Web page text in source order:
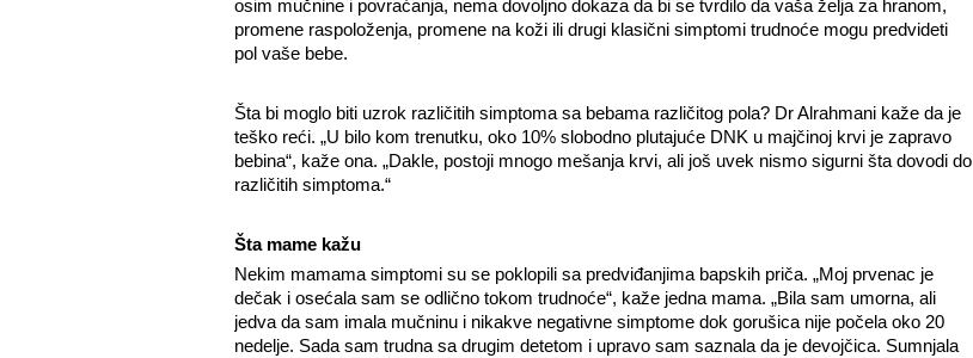
osim mučnine i povraćanja, nema dovoljno dokaza da bi se tvrdilo da vaša želja za hranom,
promene raspoloženja, promene na koži ili drugi klasični simptomi trudnoće mogu predvideti
pol vaše bebe.
Šta bi moglo biti uzrok različitih simptoma sa bebama različitog pola? Dr Alrahmani kaže da je
teško reći. „U bilo kom trenutku, oko 10% slobodno plutajuće DNK u majčinoj krvi je zapravo
bebina“, kaže ona. „Dakle, postoji mnogo mešanja krvi, ali još uvek nismo sigurni šta dovodi do
različitih simptoma.“
Šta mame kažu
Nekim mamama simptomi su se poklopili sa predviđanjima bapskih priča. „Moj prvenac je
dečak i osećala sam se odlično tokom trudnoće“, kaže jedna mama. „Bila sam umorna, ali
jedva da sam imala mučninu i nikakve negativne simptome dok gorušica nije počela oko 20
nedelje. Sada sam trudna sa drugim detetom i upravo sam saznala da je devojčica. Sumnjala